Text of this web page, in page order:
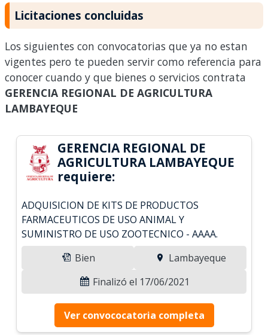
Licitaciones concluidas
Los siguientes con convocatorias que ya no estan
vigentes pero te pueden servir como referencia para
conocer cuando y que bienes o servicios contrata
GERENCIA REGIONAL DE AGRICULTURA
LAMBAYEQUE
GERENCIA REGIONAL DE
AGRICULTURA LAMBAYEQUE
requiere:
ADQUISICION DE KITS DE PRODUCTOS
FARMACEUTICOS DE USO ANIMAL Y
SUMINISTRO DE USO ZOOTECNICO - AAAA.
Bien
Lambayeque
Finalizó el 17/06/2021
Ver convococatoria completa